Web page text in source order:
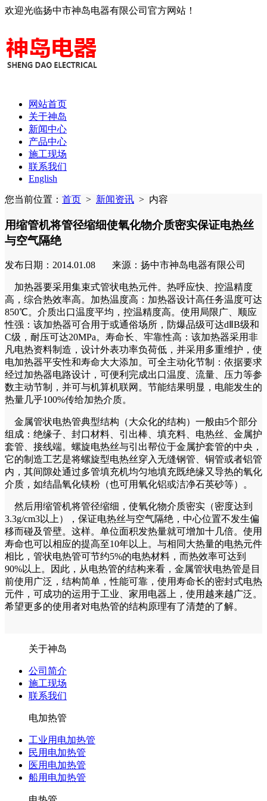
欢迎光临扬中市神岛电器有限公司官方网站！
网站首页
关于神岛
新闻中心
产品中心
施工现场
联系我们
English
您当前位置： 首页 > 新闻资讯 > 内容
用缩管机将管径缩细使氧化物介质密实保证电热丝
与空气隔绝
发布日期：2014.01.08 来源：扬中市神岛电器有限公司
加热器要采用集束式管状电热元件。热呼应快、控温精度
高，综合热效率高。加热温度高：加热器设计高任务温度可达
850℃。介质出口温度平均，控温精度高。使用局限广、顺应
性强：该加热器可合用于或通俗场所，防爆品级可达dⅡB级和
C级，耐压可达20MPa。寿命长、牢靠性高：该加热器采用非
凡电热资料制造，设计外表功率负荷低，并采用多重维护，使
电加热器平安性和寿命大大添加。可全主动化节制：依据要求
经过加热器电路设计，可便利完成出口温度、流量、压力等参
数主动节制，并可与机算机联网。节能结果明显，电能发生的
热量几乎100%传给加热介质。
金属管状电热管典型结构（大众化的结构）一般由5个部分
组成：绝缘子、封口材料、引出棒、填充料、电热丝、金属护
套管、接线端。螺旋电热丝与引出帮位于金属护套管的中央，
它的制造工艺是将螺旋型电热丝穿入无缝钢管、铜管或者铝管
内，其间隙处通过多管填充机均匀地填充既绝缘又导热的氧化
介质，如结晶氧化镁粉（也可用氧化铝或洁净石英砂等）。
然后用缩管机将管径缩细，使氧化物介质密实（密度达到
3.3g/cm3以上），保证电热丝与空气隔绝，中心位置不发生偏
移而碰及管壁。这样。单位面积发热量就可增加十几倍。使用
寿命也可以相应的提高至10年以上。与相同大热量的电热元件
相比，管状电热管可节约5%的电热材料，而热效率可达到
90%以上。因此，从电热管的结构来看，金属管状电热管是目
前使用广泛，结构简单，性能可靠，使用寿命长的密封式电热
元件，可成功的运用于工业、家用电器上，使用越来越广泛。
希望更多的使用者对电热管的结构原理有了清楚的了解。
关于神岛
公司简介
施工现场
联系我们
电加热管
工业用电加热管
民用电加热管
医用电加热管
船用电加热管